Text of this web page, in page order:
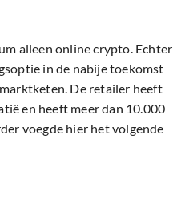
alleen online crypto. Echter
in de nabije toekomst
De retailer heeft
en heeft meer dan 10.000
voegde hier het volgende